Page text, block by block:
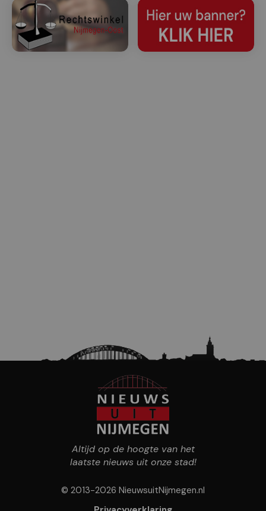
Altijd op de hoogte van het
laatste nieuws uit onze stad!
© 2013-2026 NieuwsuitNijmegen.nl